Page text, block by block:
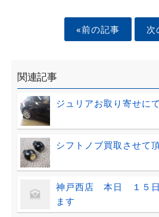
«前の記事 次
関連記事
ジュリアお取り寄せにて
シフトノブ買取させて
神戸西店 本日 １５
ます